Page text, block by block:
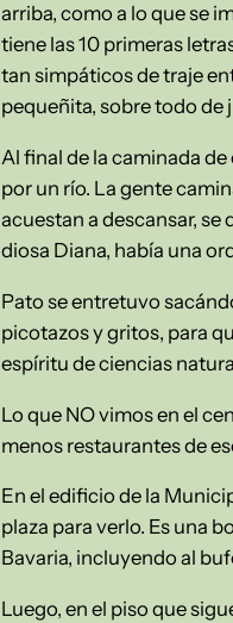
arriba, como a lo que se
tiene las 10 primeras
tan simpáticos de traje
pequeñita, sobre todo de
Al final de la caminada
por un río. La gente
acuestan a descansar,
diosa Diana, había una
Pato se entretuvo
picotazos y gritos, para
espíritu de ciencias
Lo que NO vimos en el
menos restaurantes de
En el edificio de la
plaza para verlo. Es una
Bavaria, incluyendo al
Luego, en el piso que